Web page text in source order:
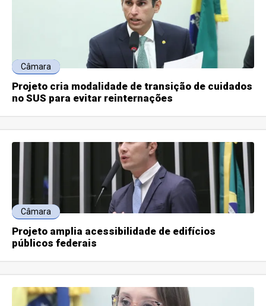
Câmara
Projeto cria modalidade de transição de cuidados
no SUS para evitar reinternações
Câmara
Projeto amplia acessibilidade de edifícios
públicos federais